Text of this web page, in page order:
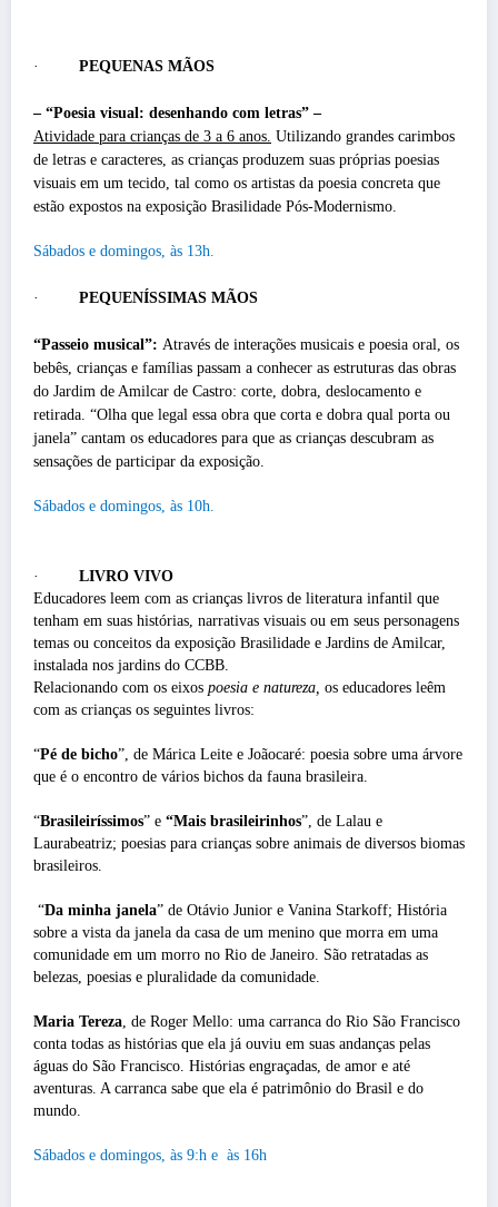
· PEQUENAS MÃOS
– “Poesia visual: desenhando com letras” –
Atividade para crianças de 3 a 6 anos. Utilizando grandes carimbos
de letras e caracteres, as crianças produzem suas próprias poesias
visuais em um tecido, tal como os artistas da poesia concreta que
estão expostos na exposição Brasilidade Pós-Modernismo.
Sábados e domingos, às 13h.
· PEQUENÍSSIMAS MÃOS
“Passeio musical”: Através de interações musicais e poesia oral, os
bebês, crianças e famílias passam a conhecer as estruturas das obras
do Jardim de Amilcar de Castro: corte, dobra, deslocamento e
retirada. “Olha que legal essa obra que corta e dobra qual porta ou
janela” cantam os educadores para que as crianças descubram as
sensações de participar da exposição.
Sábados e domingos, às 10h.
·
LIVRO VIVO
Educadores leem com as crianças livros de literatura infantil que
tenham em suas histórias, narrativas visuais ou em seus personagens
temas ou conceitos da exposição Brasilidade e Jardins de Amilcar,
instalada nos jardins do CCBB.
Relacionando com os eixos poesia e natureza, os educadores leêm
com as crianças os seguintes livros:
“Pé de bicho”, de Márica Leite e Joãocaré: poesia sobre uma árvore
que é o encontro de vários bichos da fauna brasileira.
“Brasileiríssimos” e “Mais brasileirinhos”, de Lalau e
Laurabeatriz; poesias para crianças sobre animais de diversos biomas
brasileiros.
“Da minha janela” de Otávio Junior e Vanina Starkoff; História
sobre a vista da janela da casa de um menino que morra em uma
comunidade em um morro no Rio de Janeiro. São retratadas as
belezas, poesias e pluralidade da comunidade.
Maria Tereza , de Roger Mello: uma carranca do Rio São Francisco
conta todas as histórias que ela já ouviu em suas andanças pelas
águas do São Francisco. Histórias engraçadas, de amor e até
aventuras. A carranca sabe que ela é patrimônio do Brasil e do
mundo.
Sábados e domingos, às 9:h e às 16h